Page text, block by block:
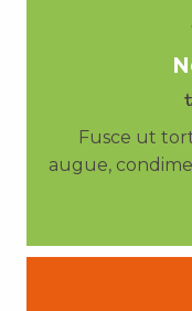
Fusce ut
augue,